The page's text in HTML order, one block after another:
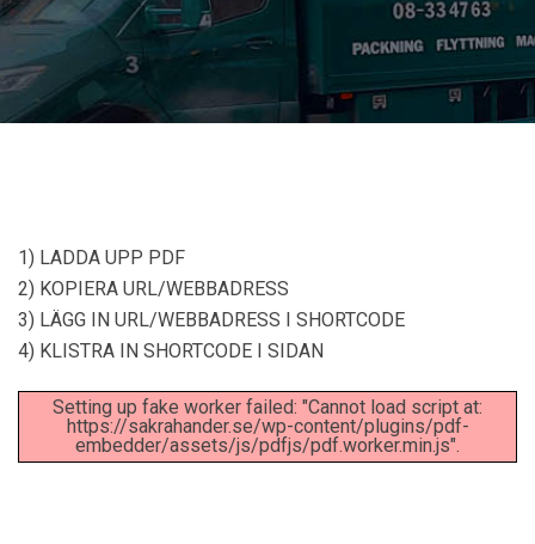
1) LADDA UPP PDF
2) KOPIERA URL/WEBBADRESS
3) LÄGG IN URL/WEBBADRESS I SHORTCODE
4) KLISTRA IN SHORTCODE I SIDAN
Setting up fake worker failed: "Cannot load script at:
https://sakrahander.se/wp-content/plugins/pdf-
embedder/assets/js/pdfjs/pdf.worker.min.js".